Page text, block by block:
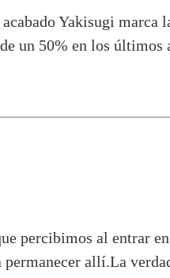
Yakisugi marca
un 50% en los
percibimos al entrar
allí.La